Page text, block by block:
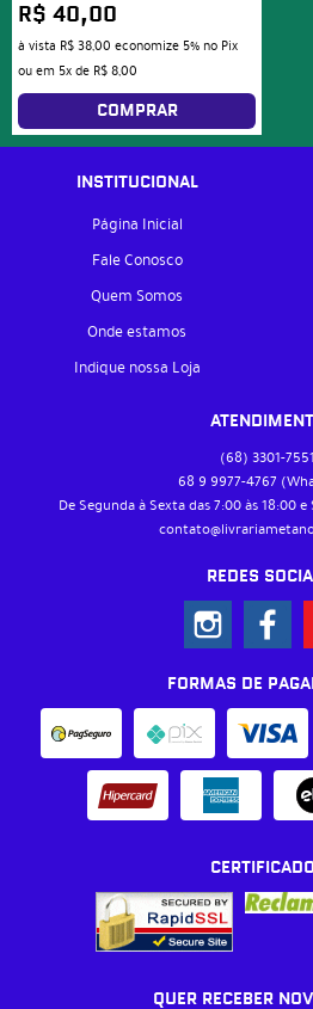
R$ 40,00
à vista R$ 38,00 economize 5% no Pix
ou em 5xde R$ 8,00
COMPRAR
INSTITUCIONAL
Página Inicial
Fale Conosco
Quem Somos
Onde estamos
Indique nossa Loja
(68) 3301-7551
68 9 9977-4767
De Segunda à Sexta das 7:00 às 18:00
REDES
FORMAS DE
QUER RECEBER